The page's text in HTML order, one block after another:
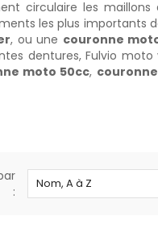
circulaire les maillons
les plus importants
, ou une couronne
dentures, Fulvio moto
moto 50cc,
:
Nom, A à Z